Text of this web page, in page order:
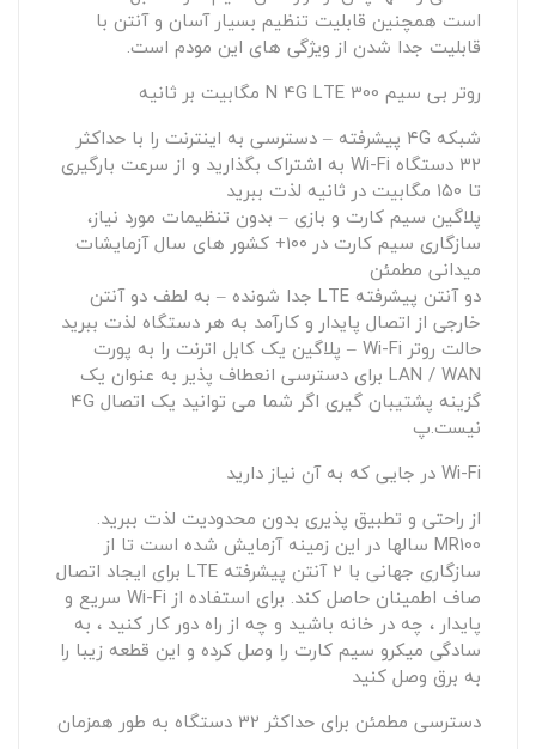
است همچنین قابلیت تنظیم بسیار آسان و آنتن با
قابلیت جدا شدن از ویژگی های این مودم است.
روتر بی سیم N 4G LTE 300 مگابیت بر ثانیه
شبکه ۴G پیشرفته – دسترسی به اینترنت را با حداکثر
۳۲ دستگاه Wi-Fi به اشتراک بگذارید و از سرعت بارگیری
تا ۱۵۰ مگابیت در ثانیه لذت ببرید
پلاگین سیم کارت و بازی – بدون تنظیمات مورد نیاز،
سازگاری سیم کارت در ۱۰۰+ کشور های سال آزمایشات
میدانی مطمئن
دو آنتن پیشرفته LTE جدا شونده – به لطف دو آنتن
خارجی از اتصال پایدار و کارآمد به هر دستگاه لذت ببرید
حالت روتر Wi-Fi – پلاگین یک کابل اترنت را به پورت
LAN / WAN برای دسترسی انعطاف پذیر به عنوان یک
گزینه پشتیبان گیری اگر شما می توانید یک اتصال ۴G
نیست.پ
Wi-Fi در جایی که به آن نیاز دارید
از راحتی و تطبیق پذیری بدون محدودیت لذت ببرید.
MR100 سالها در این زمینه آزمایش شده است تا از
سازگاری جهانی با ۲ آنتن پیشرفته LTE برای ایجاد اتصال
صاف اطمینان حاصل کند. برای استفاده از Wi-Fi سریع و
پایدار ، چه در خانه باشید و چه از راه دور کار کنید ، به
سادگی میکرو سیم کارت را وصل کرده و این قطعه زیبا را
به برق وصل کنید
دسترسی مطمئن برای حداکثر ۳۲ دستگاه به طور همزمان